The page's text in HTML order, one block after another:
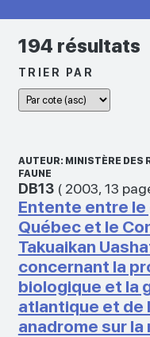
194 résultats
TRIER PAR
AUTEUR: MINISTÈRE DES
FAUNE
DB13( 2003, 13
Entente entre
Québec et le
Takuaikan
concernant la
biologique et la
atlantique et de
anadrome sur